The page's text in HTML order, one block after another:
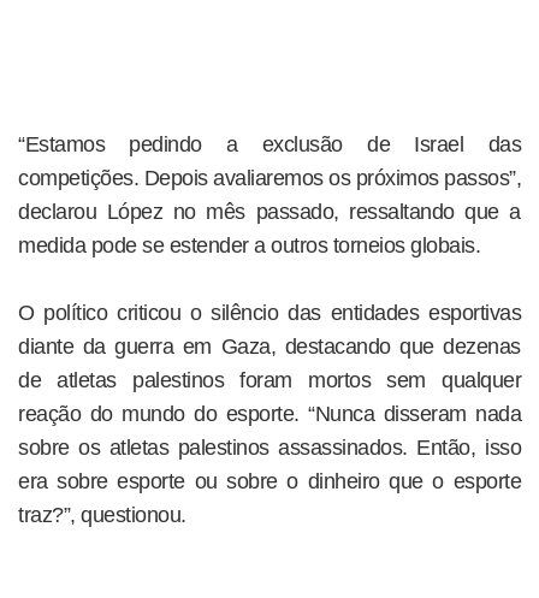
“Estamos pedindo a exclusão de Israel das
competições. Depois avaliaremos os próximos passos”,
declarou López no mês passado, ressaltando que a
medida pode se estender a outros torneios globais.
O político criticou o silêncio das entidades esportivas
diante da guerra em Gaza, destacando que dezenas
de atletas palestinos foram mortos sem qualquer
reação do mundo do esporte. “Nunca disseram nada
sobre os atletas palestinos assassinados. Então, isso
era sobre esporte ou sobre o dinheiro que o esporte
traz?”, questionou.